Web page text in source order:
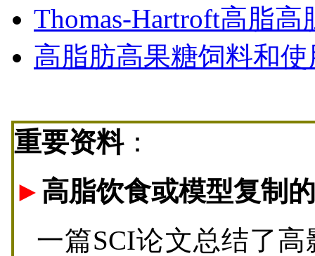
Thomas-Hartroft高脂
高脂肪高果糖饲料和
重要资料：
► 高脂饮食或模型复制
一篇SCI论文总结了